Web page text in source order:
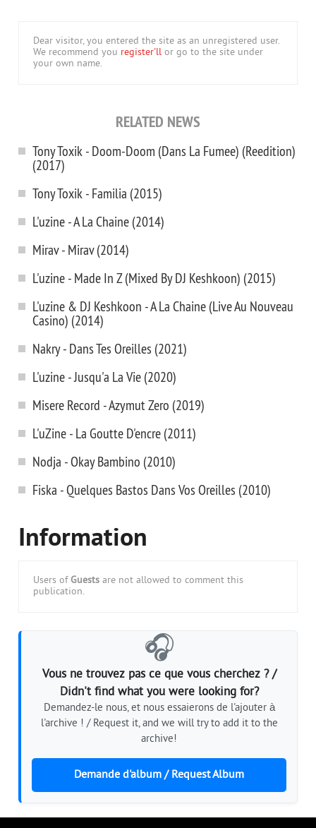
Dear visitor, you entered the site as an unregistered user.
We recommend you register'll or go to the site under
your own name.
RELATED NEWS
Tony Toxik - Doom-Doom (Dans La Fumee) (Reedition)
(2017)
Tony Toxik - Familia (2015)
L'uzine - A La Сhaine (2014)
Mirav - Mirav (2014)
L'uzine - Made In Z (Mixed By DJ Keshkoon) (2015)
L'uzine & DJ Keshkoon - A La Chaine (Live Au Nouveau
Casino) (2014)
Nakry - Dans Tes Oreilles (2021)
L'uzine - Jusqu'a La Vie (2020)
Misere Record - Azymut Zero (2019)
L'uZine - La Goutte D'encre (2011)
Nodja - Okay Bambino (2010)
Fiska - Quelques Bastos Dans Vos Oreilles (2010)
Information
Users of Guests are not allowed to comment this
publication.
🎧
Vous ne trouvez pas ce que vous cherchez ? /
Didn't find what you were looking for?
Demandez-le nous, et nous essaierons de l'ajouter à
l'archive ! / Request it, and we will try to add it to the
archive!
Demande d'album / Request Album